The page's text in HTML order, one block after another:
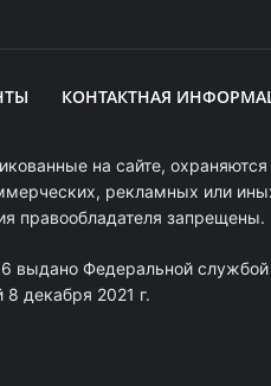
КОНТАКТНАЯ
на сайте, охраняются
рекламных или
правообладателя запрещены.
выдано Федеральной
декабря 2021 г.